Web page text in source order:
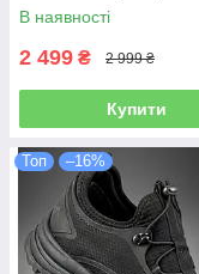
В наявності
2 499 ₴ 2 999 ₴
Купити
Топ –16%